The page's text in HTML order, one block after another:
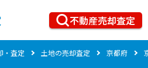
不動産売却査定
・査定 土地の売却査定 京都府